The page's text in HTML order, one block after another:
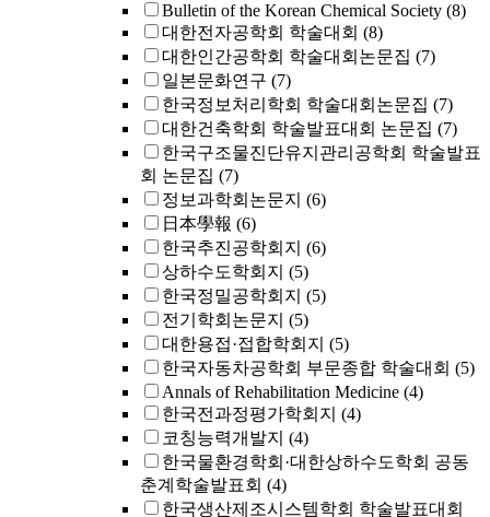
Bulletin of the Korean Chemical Society (8)
대한전자공학회 학술대회 (8)
대한인간공학회 학술대회논문집 (7)
일본문화연구 (7)
한국정보처리학회 학술대회논문집 (7)
대한건축학회 학술발표대회 논문집 (7)
한국구조물진단유지관리공학회 학술발표
회 논문집 (7)
정보과학회논문지 (6)
日本學報 (6)
한국추진공학회지 (6)
상하수도학회지 (5)
한국정밀공학회지 (5)
전기학회논문지 (5)
대한용접·접합학회지 (5)
한국자동차공학회 부문종합 학술대회 (5)
Annals of Rehabilitation Medicine (4)
한국전과정평가학회지 (4)
코칭능력개발지 (4)
한국물환경학회·대한상하수도학회 공동
춘계학술발표회 (4)
한국생산제조시스템학회 학술발표대회